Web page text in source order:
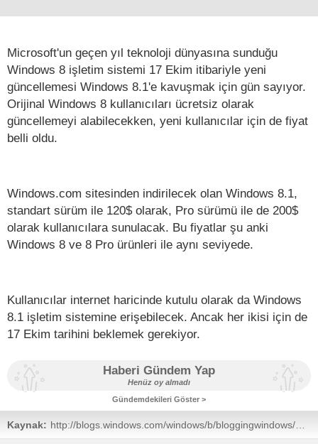
Microsoft'un geçen yıl teknoloji dünyasına sunduğu
Windows 8 işletim sistemi 17 Ekim itibariyle yeni
güncellemesi Windows 8.1'e kavuşmak için gün sayıyor.
Orijinal Windows 8 kullanıcıları ücretsiz olarak
güncellemeyi alabilecekken, yeni kullanıcılar için de fiyat
belli oldu.
Windows.com sitesinden indirilecek olan Windows 8.1,
standart sürüm ile 120$ olarak, Pro sürümü ile de 200$
olarak kullanıcılara sunulacak. Bu fiyatlar şu anki
Windows 8 ve 8 Pro ürünleri ile aynı seviyede.
Kullanıcılar internet haricinde kutulu olarak da Windows
8.1 işletim sistemine erişebilecek. Ancak her ikisi için de
17 Ekim tarihini beklemek gerekiyor.
Haberi Gündem Yap
Henüz oy almadı
Gündemdekileri Göster >
Kaynak: http://blogs.windows.com/windows/b/bloggingwindows/
and-packaging-for-windows-8-1.aspx